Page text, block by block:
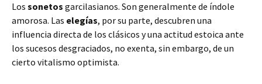
Los sonetos garcilasianos. Son generalmente de índole
amorosa. Las elegías, por su parte, descubren una
influencia directa de los clásicos y una actitud estoica ante
los sucesos desgraciados, no exenta, sin embargo, de un
cierto vitalismo optimista.